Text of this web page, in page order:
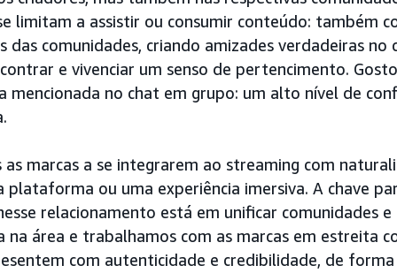
limitam a assistir ou consumir conteúdo: também
das comunidades, criando amizades verdadeiras no
e vivenciar um senso de pertencimento.
mencionada no chat em grupo: um alto nível de
marcas a se integrarem ao streaming com
plataforma ou uma experiência imersiva. A chave
relacionamento está em unificar comunidades e
na área e trabalhamos com as marcas em estreita
com autenticidade e credibilidade, de